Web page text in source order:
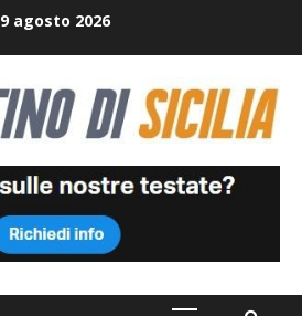
9 agosto 2026